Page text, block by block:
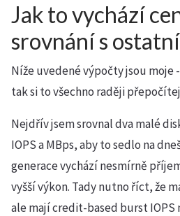
Jak to vychází
srovnání s
Níže uvedené výpočty jsou moje
tak si to všechno raději
Nejdřív jsem srovnal dva malé
IOPS a MBps, aby to sedlo na
generace vychází nesmírně
vyšší výkon. Tady nutno říct, že
ale mají credit-based burst IOPS